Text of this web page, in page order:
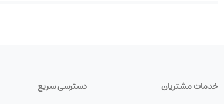
خدمات مشتریان
دسترسی سریع